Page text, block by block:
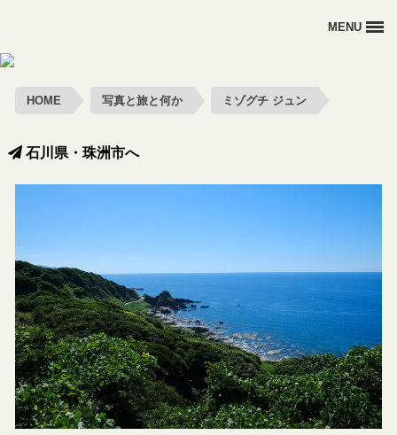
MENU
旅寫眞部
オトナの野外活動
HOME 写真と旅と何か ミゾグチ ジュン
石川県・珠洲市へ